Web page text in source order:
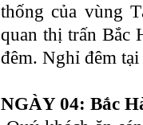
thống của vùng
quan thị trấn Bắc
đêm. Nghỉ đêm tại
NGÀY 04: Bắc